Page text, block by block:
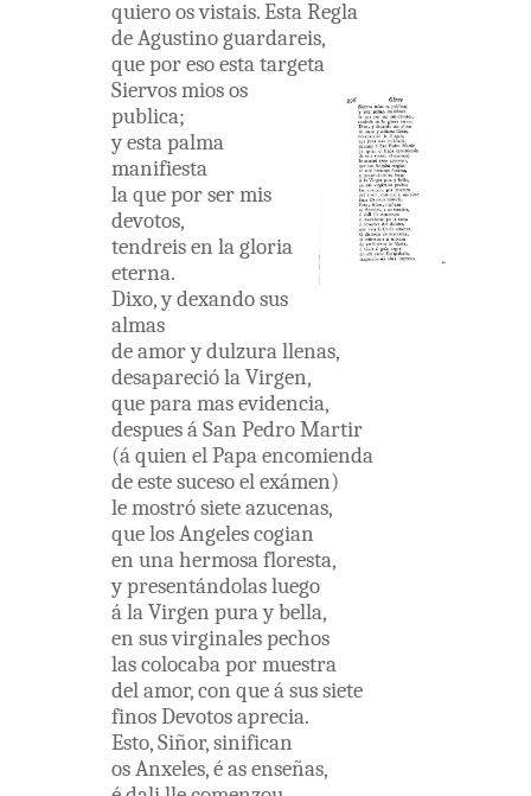
quieroosvistais.EstaRegla
deAgustinoguardareis,
queporesoestatargeta
Siervosmiosos
publica;
yestapalma
manifiesta
laqueporsermis
devotos,
tendreisen lagloria
eterna.
Dixo,ydexandosus
almas
deamorydulzurallenas,
desapareciólaVirgen,
queparamasevidencia,
despuesáSan PedroMartir
(áquien elPapaencomienda
deestesucesoelexámen)
lemostrósieteazucenas,
quelosAngelescogian
en unahermosafloresta,
ypresentándolasluego
álaVirgen puraybella,
en susvirginalespechos
lascolocabapormuestra
delamor,con queásussiete
finosDevotosaprecia.
Esto,Siñor,sinifican
osAnxeles,éasenseñas,